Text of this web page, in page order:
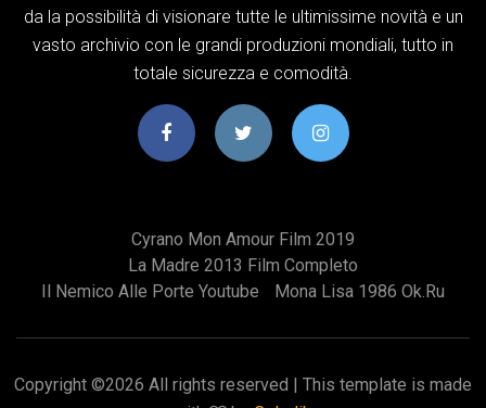
da la possibilità di visionare tutte le ultimissime novità e un
vasto archivio con le grandi produzioni mondiali, tutto in
totale sicurezza e comodità.
Cyrano Mon Amour Film 2019
La Madre 2013 Film Completo
Il Nemico Alle Porte Youtube
Mona Lisa 1986 Ok.ru
Copyright ©2026 All rights reserved | This template is made